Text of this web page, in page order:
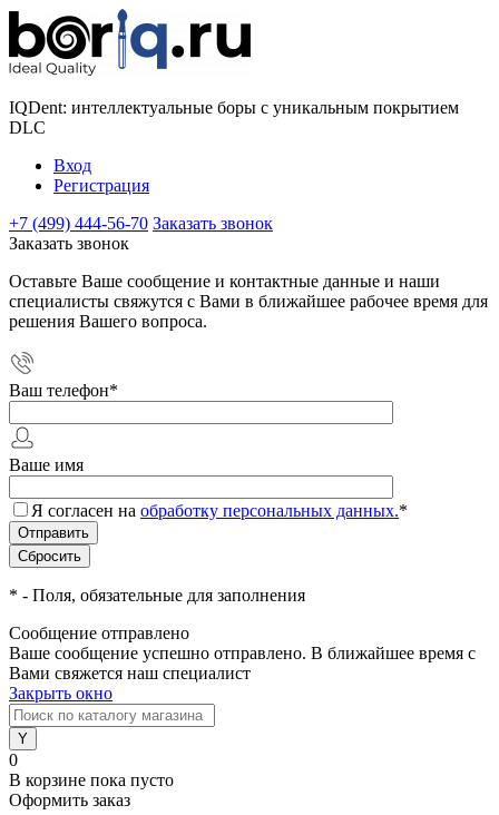
IQDent: интеллектуальные боры с уникальным покрытием
DLC
Вход
Регистрация
+7 (499) 444-56-70 Заказать звонок
Заказать звонок
Оставьте Ваше сообщение и контактные данные и наши
специалисты свяжутся с Вами в ближайшее рабочее время для
решения Вашего вопроса.
Ваш телефон*
Ваше имя
Я согласен на обработку персональных данных.*
* - Поля, обязательные для заполнения
Сообщение отправлено
Ваше сообщение успешно отправлено. В ближайшее время с
Вами свяжется наш специалист
Закрыть окно
0
В корзине пока пусто
Оформить заказ